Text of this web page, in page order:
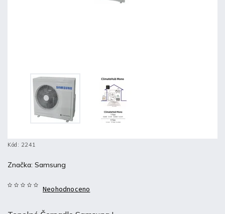
Kód: 2241
Neohodnoceno
Značka: Samsung